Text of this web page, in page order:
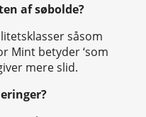
af søbolde?
såsom
Mint betyder ‘som
mere slid.